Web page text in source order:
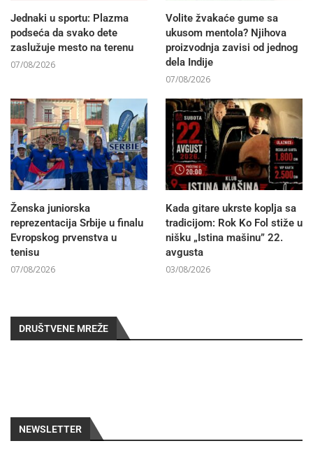
Jednaki u sportu: Plazma
podseća da svako dete
zaslužuje mesto na terenu
07/08/2026
Volite žvakaće gume sa
ukusom mentola? Njihova
proizvodnja zavisi od jednog
dela Indije
07/08/2026
Ženska juniorska
reprezentacija Srbije u finalu
Evropskog prvenstva u
tenisu
07/08/2026
Kada gitare ukrste koplja sa
tradicijom: Rok Ko Fol stiže u
nišku „Istina mašinu” 22.
avgusta
03/08/2026
DRUŠTVENE MREŽE
NEWSLETTER